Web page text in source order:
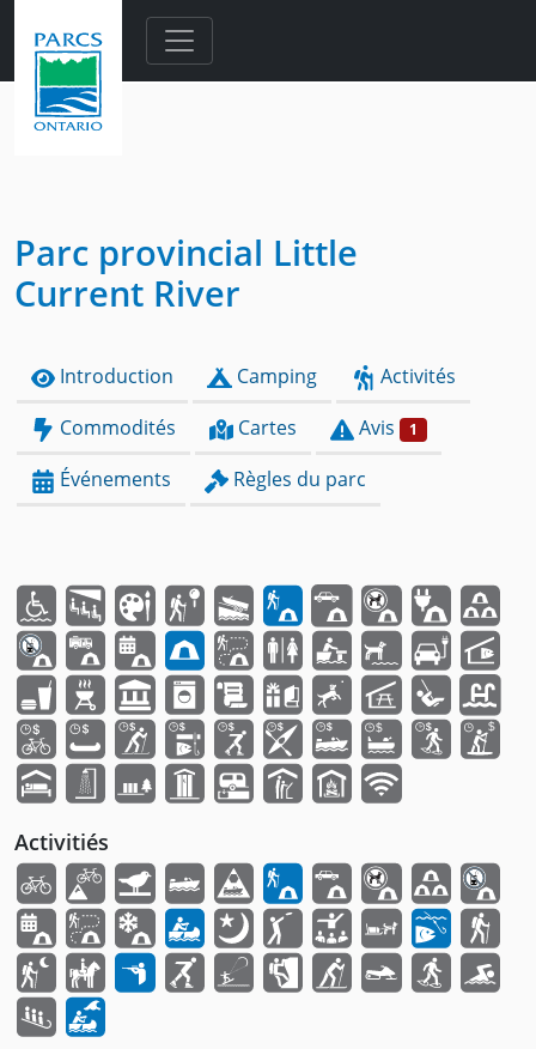
Skip to main content
Parc provincial Little
Current River
Introduction Camping
Activités
Commodités
Cartes Avis 1
Événements Règles du parc
Activitiés